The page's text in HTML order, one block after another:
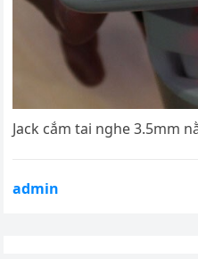
Jack cắm tai nghe 3.5mm
admin